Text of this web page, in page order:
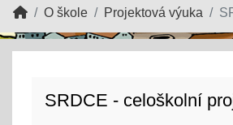
O škole Projektová výuka
SRDCE - celoškolní